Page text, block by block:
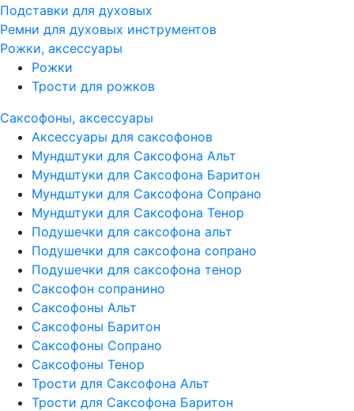
Подставки для духовых
Ремни для духовых инструментов
Рожки, аксессуары
Рожки
Трости для рожков
Саксофоны, аксессуары
Аксессуары для саксофонов
Мундштуки для Саксофона Альт
Мундштуки для Саксофона Баритон
Мундштуки для Саксофона Сопрано
Мундштуки для Саксофона Тенор
Подушечки для саксофона альт
Подушечки для саксофона сопрано
Подушечки для саксофона тенор
Саксофон сопранино
Саксофоны Альт
Саксофоны Баритон
Саксофоны Сопрано
Саксофоны Тенор
Трости для Саксофона Альт
Трости для Саксофона Баритон